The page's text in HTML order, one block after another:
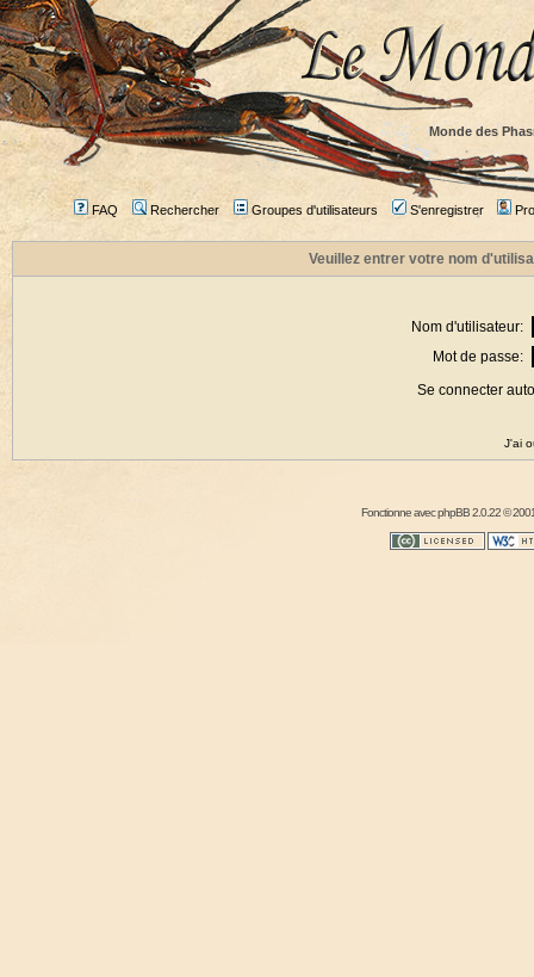
Monde des
FAQ Rechercher Groupes d'utilisateurs S'enregistrer
Veuillez entrer votre nom
Nom d'utilisateur:
Mot de passe:
Se connecter
J'ai
Fonctionne avecphpBB2.0.22 ©